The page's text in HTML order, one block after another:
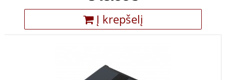
Į krepšelį